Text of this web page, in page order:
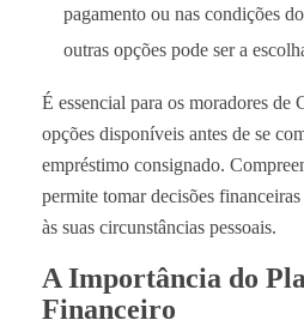
pagamento ou nas condições
outras opções pode ser a
É essencial para os moradores de
opções disponíveis antes de se
empréstimo consignado.
permite tomar decisões
às suas circunstâncias pessoais.
A Importância do
Financeiro